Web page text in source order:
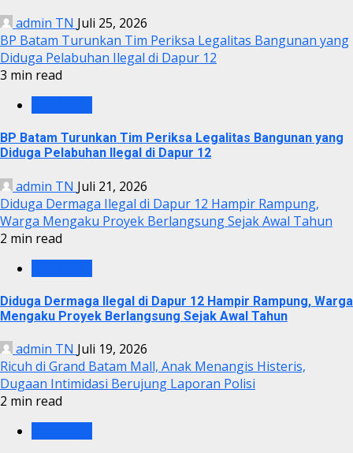
admin TN Juli 25, 2026
BP Batam Turunkan Tim Periksa Legalitas Bangunan yang
Diduga Pelabuhan Ilegal di Dapur 12
3 min read
BP Batam Turunkan Tim Periksa Legalitas Bangunan yang
Diduga Pelabuhan Ilegal di Dapur 12
admin TN Juli 21, 2026
Diduga Dermaga Ilegal di Dapur 12 Hampir Rampung,
Warga Mengaku Proyek Berlangsung Sejak Awal Tahun
2 min read
Diduga Dermaga Ilegal di Dapur 12 Hampir Rampung, Warga
Mengaku Proyek Berlangsung Sejak Awal Tahun
admin TN Juli 19, 2026
Ricuh di Grand Batam Mall, Anak Menangis Histeris,
Dugaan Intimidasi Berujung Laporan Polisi
2 min read